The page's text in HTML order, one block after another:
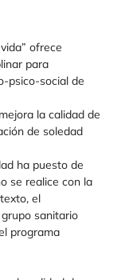
ofrece
para
psico-social de
la calidad de
de soledad
ha puesto de
se realice con la
el
sanitario
programa